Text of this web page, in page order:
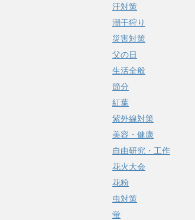
汗対策
潮干狩り
災害対策
父の日
生活全般
節分
紅葉
紫外線対策
美容・健康
自由研究・工作
花火大会
花粉
虫対策
蛍